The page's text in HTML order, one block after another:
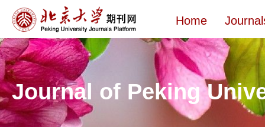
Home
Journal of Peking